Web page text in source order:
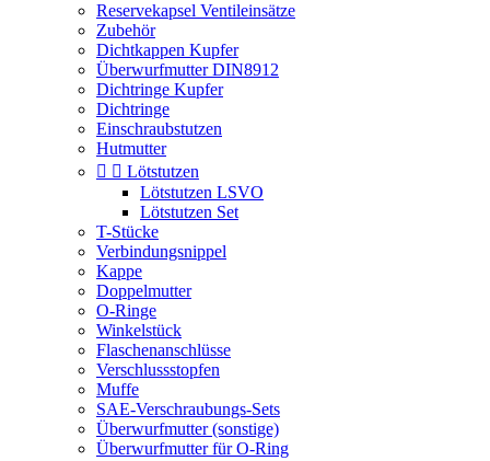
Reservekapsel Ventileinsätze
Zubehör
Dichtkappen Kupfer
Überwurfmutter DIN8912
Dichtringe Kupfer
Dichtringe
Einschraubstutzen
Hutmutter
  Lötstutzen
Lötstutzen LSVO
Lötstutzen Set
T-Stücke
Verbindungsnippel
Kappe
Doppelmutter
O-Ringe
Winkelstück
Flaschenanschlüsse
Verschlussstopfen
Muffe
SAE-Verschraubungs-Sets
Überwurfmutter (sonstige)
Überwurfmutter für O-Ring